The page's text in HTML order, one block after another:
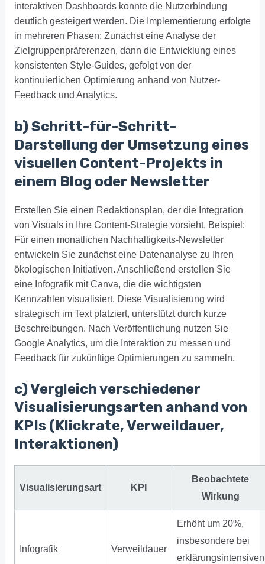
interaktiven Dashboards konnte die Nutzerbindung
deutlich gesteigert werden. Die Implementierung erfolgte
in mehreren Phasen: Zunächst eine Analyse der
Zielgruppenpräferenzen, dann die Entwicklung eines
konsistenten Style-Guides, gefolgt von der
kontinuierlichen Optimierung anhand von Nutzer-
Feedback und Analytics.
b) Schritt-für-Schritt-
Darstellung der Umsetzung eines
visuellen Content-Projekts in
einem Blog oder Newsletter
Erstellen Sie einen Redaktionsplan, der die Integration
von Visuals in Ihre Content-Strategie vorsieht. Beispiel:
Für einen monatlichen Nachhaltigkeits-Newsletter
entwickeln Sie zunächst eine Datenanalyse zu Ihren
ökologischen Initiativen. Anschließend erstellen Sie
eine Infografik mit Canva, die die wichtigsten
Kennzahlen visualisiert. Diese Visualisierung wird
strategisch im Text platziert, unterstützt durch kurze
Beschreibungen. Nach Veröffentlichung nutzen Sie
Google Analytics, um die Interaktion zu messen und
Feedback für zukünftige Optimierungen zu sammeln.
c) Vergleich verschiedener
Visualisierungsarten anhand von
KPIs (Klickrate, Verweildauer,
Interaktionen)
Visualisierungsart KPI
Beobachtete
Wirkung
Infografik Verweildauer
Erhöht um 20%,
insbesondere bei
erklärungsintensiven